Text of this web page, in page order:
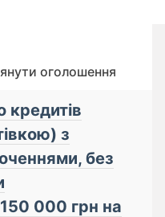
оголошення
кредитів
з
без
150 000 грн на